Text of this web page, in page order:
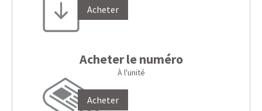
Acheter
Acheter le numéro
À l'unité
Acheter